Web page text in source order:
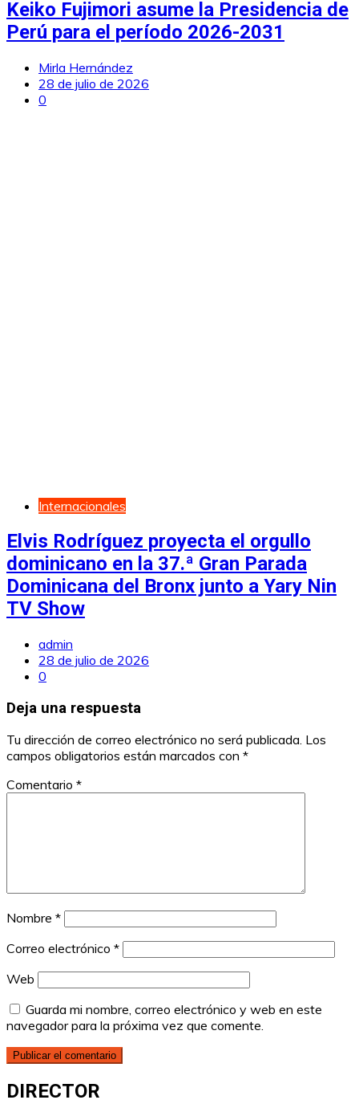
Keiko Fujimori asume la Presidencia de
Perú para el período 2026-2031
Mirla Hernández
28 de julio de 2026
0
Internacionales
Elvis Rodríguez proyecta el orgullo
dominicano en la 37.ª Gran Parada
Dominicana del Bronx junto a Yary Nin
TV Show
admin
28 de julio de 2026
0
Deja una respuesta
Tu dirección de correo electrónico no será publicada. Los
campos obligatorios están marcados con *
Comentario *
Nombre *
Correo electrónico *
Web
Guarda mi nombre, correo electrónico y web en este
navegador para la próxima vez que comente.
DIRECTOR